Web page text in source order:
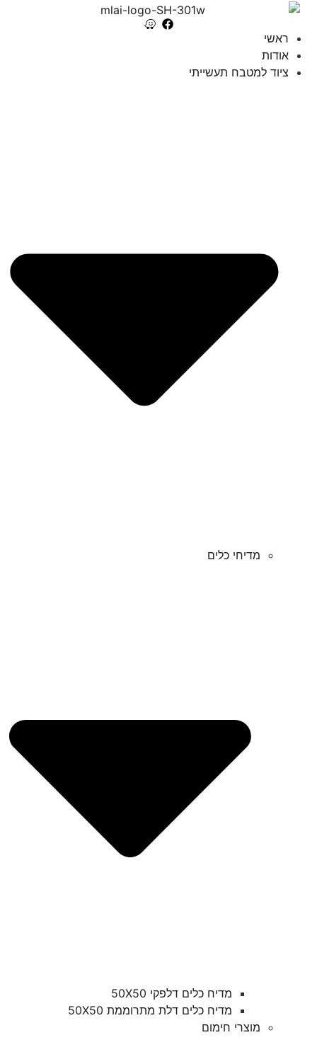
ראשי
אודות
ציוד למטבח תעשייתי
מדיחי כלים
מדיח כלים דלפקי 50X50
מדיח כלים דלת מתרוממת 50X50
מוצרי חימום